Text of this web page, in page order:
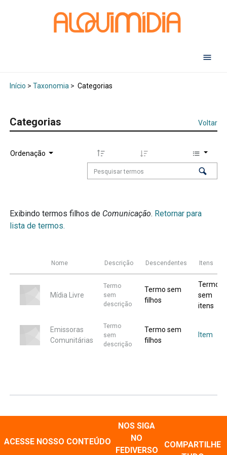
Início > Taxonomia> Categorias
Categorias Voltar
Ordenação
Exibindo termos filhos de Comunicação. Retornar para
lista de termos.
Nome Descrição Descendentes Itens
Mídia Livre
Termo
sem
descrição
Termo sem
filhos
Termo
sem
itens
Emissoras
Comunitárias
Termo
sem
descrição
Termo sem
filhos
Item
ACESSE NOSSO CONTEÚDO
NOS SIGA
NO
FEDIVERSO
COMPARTILHE